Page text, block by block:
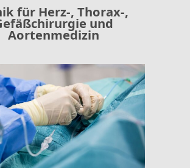
für Herz-, Thorax-,
und
Aortenmedizin